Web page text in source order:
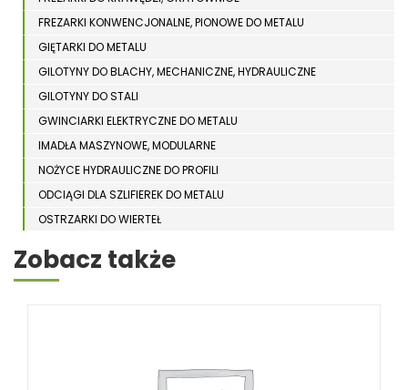
FREZARKI KONWENCJONALNE, PIONOWE DO METALU
GIĘTARKI DO METALU
GILOTYNY DO BLACHY, MECHANICZNE, HYDRAULICZNE
GILOTYNY DO STALI
GWINCIARKI ELEKTRYCZNE DO METALU
IMADŁA MASZYNOWE, MODULARNE
NOŻYCE HYDRAULICZNE DO PROFILI
ODCIĄGI DLA SZLIFIEREK DO METALU
OSTRZARKI DO WIERTEŁ
PIŁY TAŚMOWE DO METALU
Zobacz także